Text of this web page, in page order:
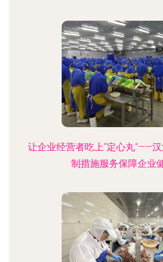
让企业经营者吃上“定心丸”——
制措施服务保障企业